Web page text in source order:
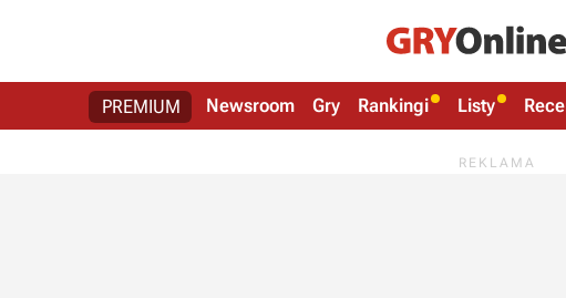
PREMIUM Newsroom Gry Rankingi Listy